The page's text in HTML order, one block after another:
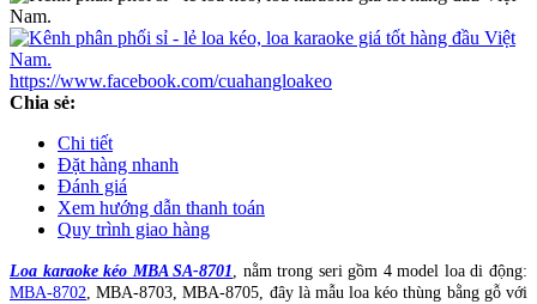
https://www.facebook.com/cuahangloakeo
Chia sẻ:
Chi tiết
Đặt hàng nhanh
Đánh giá
Xem hướng dẫn thanh toán
Quy trình giao hàng
Loa karaoke kéo MBA SA-8701, nằm trong seri gồm 4 model loa di động:
MBA-8702, MBA-8703, MBA-8705, đây là mẫu loa kéo thùng bằng gỗ với